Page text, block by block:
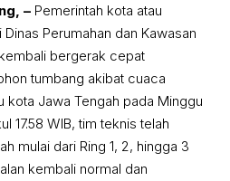
– Pemerintah kota atau
Perumahan dan Kawasan
bergerak cepat
tumbang akibat cuaca
kota Jawa Tengah pada Minggu
17.58 WIB, tim teknis telah
mulai dari Ring 1, 2, hingga 3
kembali normal dan